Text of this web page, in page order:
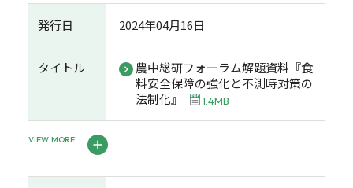
発行日 2024年04月16日
タイトル
農中総研フォーラム解題資料『食
料安全保障の強化と不測時対策の
法制化』
1.4MB
VIEW MORE